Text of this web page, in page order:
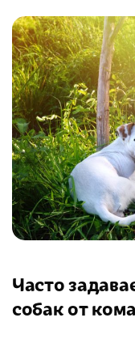
Часто
собак от